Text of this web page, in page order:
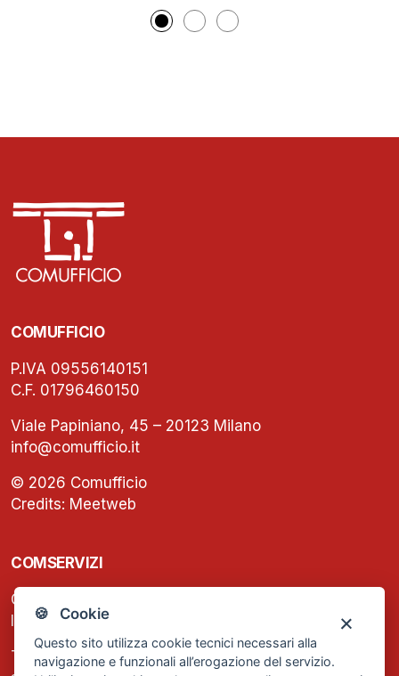
🍪 Cookie
Questo sito utilizza cookie tecnici necessari alla
navigazione e funzionali all’erogazione del servizio.
COMUFFICIO
P.IVA 09556140151
C.F. 01796460150
Viale Papiniano, 45 – 20123 Milano
info@comufficio.it
© 2026 Comufficio
Credits: Meetweb
COMSERVIZI
C.F. e P.IVA: 13474420158
Iscrizione REA Milano n. 1656740
Tel. +39 02 2838 1307